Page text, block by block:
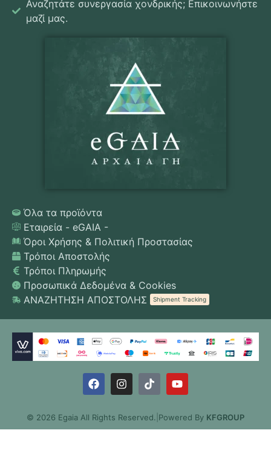
Αναζητάτε συνεργασία χονδρικής; Επικοινωνήστε
μαζί μας.
Όλα τα προϊόντα
Εταιρεία - eGAIA -
Όροι Χρήσης & Πολιτική Προστασίας
Τρόποι Αποστολής
Τρόποι Πληρωμής
Προσωπικά Δεδομένα & Cookies
ΑΝΑΖΗΤΗΣΗ ΑΠΟΣΤΟΛΗΣ
Shipment Tracking
© 2026 Egaia All Rights Reserved. Powered By KFGROUP